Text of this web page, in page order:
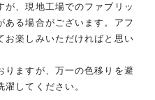
、現地工場でのファブリッ
ある場合がございます。アフ
お楽しみいただければと思い
ますが、万一の色移りを避
してください。